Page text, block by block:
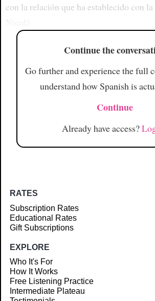
con la relación que ha establecido con la
Continue the
Go further and experience the full
understand how Spanish is
Continue
Already have access?
RATES
Subscription Rates
Educational Rates
Gift Subscriptions
EXPLORE
Who It's For
How It Works
Free Listening Practice
Intermediate Plateau